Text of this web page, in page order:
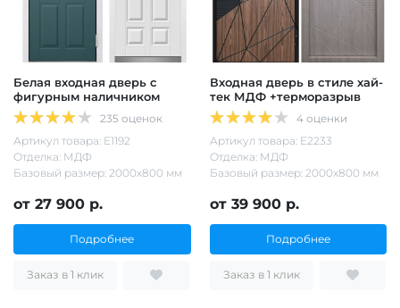
Белая входная дверь с
фигурным наличником
235 оценок
Артикул товара: Е1192
Отделка: МДФ
Базовый размер: 2000х800 мм
от 27 900 р.
Подробнее
Заказ в 1 клик
Входная дверь в стиле хай-
тек МДФ +терморазрыв
4 оценки
Артикул товара: Е2233
Отделка: МДФ
Базовый размер: 2000х800 мм
от 39 900 р.
Подробнее
Заказ в 1 клик